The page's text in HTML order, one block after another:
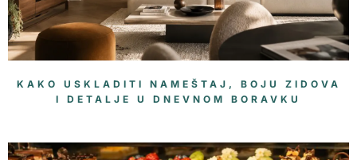
KAKO USKLADITI NAMEŠTAJ, BOJU ZIDOVA
I DETALJE U DNEVNOM BORAVKU